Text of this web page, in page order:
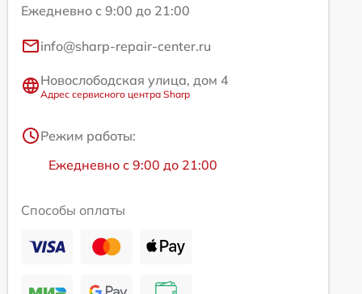
Ежедневно с 9:00 до 21:00
info@sharp-repair-center.ru
Новослободская улица, дом 4
Адрес сервисного центра Sharp
Режим работы:
Ежедневно с 9:00 до 21:00
Способы оплаты